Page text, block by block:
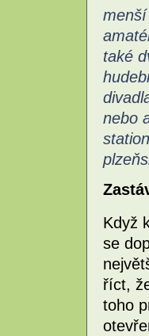
také
nebo
Když
se
říct,
toho